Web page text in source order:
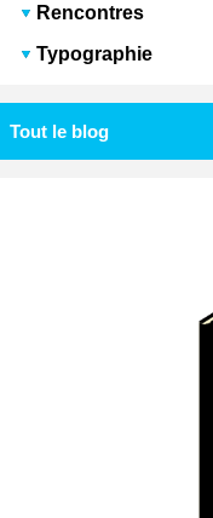
Rencontres
Typographie
Tout le blog